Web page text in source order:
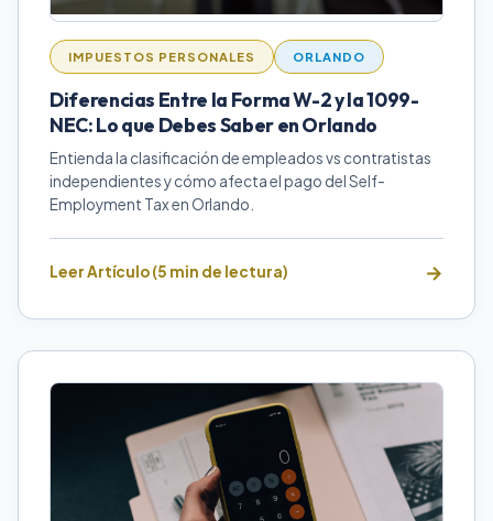
IMPUESTOS PERSONALES ORLANDO
Diferencias Entre la Forma W-2 y la 1099-
NEC: Lo que Debes Saber en Orlando
Entienda la clasificación de empleados vs contratistas
independientes y cómo afecta el pago del Self-
Employment Tax en Orlando.
Leer Artículo (5 min de lectura)